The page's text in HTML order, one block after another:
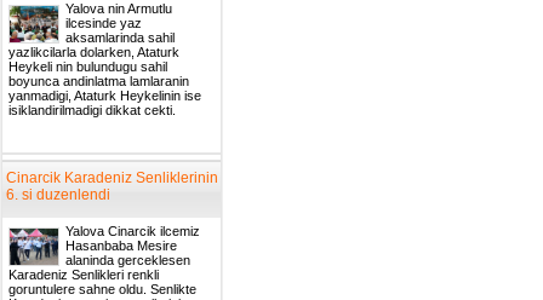
Yalova nin Armutlu
ilcesinde yaz
aksamlarinda sahil
yazlikcilarla dolarken, Ataturk
Heykeli nin bulundugu sahil
boyunca andinlatma lamlaranin
yanmadigi, Ataturk Heykelinin ise
isiklandirilmadigi dikkat cekti.
Cinarcik Karadeniz Senliklerinin
6. si duzenlendi
Yalova Cinarcik ilcemiz
Hasanbaba Mesire
alaninda gerceklesen
Karadeniz Senlikleri renkli
goruntulere sahne oldu. Senlikte